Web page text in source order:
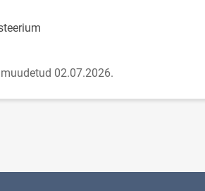
02.07.2026.